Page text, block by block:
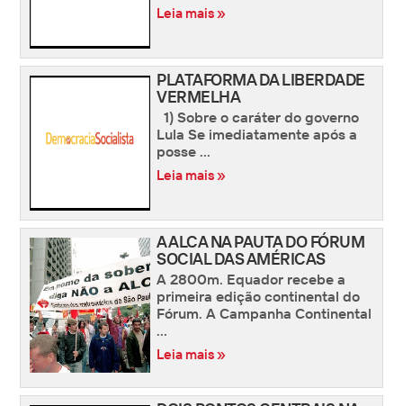
Leia mais »
PLATAFORMA DA LIBERDADE
VERMELHA
1) Sobre o caráter do governo
Lula Se imediatamente após a
posse ...
Leia mais »
A ALCA NA PAUTA DO FÓRUM
SOCIAL DAS AMÉRICAS
A 2800m. Equador recebe a
primeira edição continental do
Fórum. A Campanha Continental
...
Leia mais »